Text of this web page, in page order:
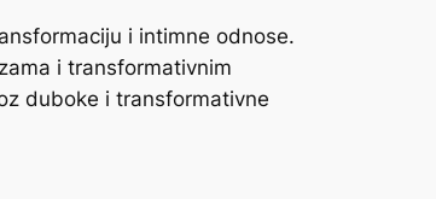
i intimne odnose.
i transformativnim
duboke i transformativne